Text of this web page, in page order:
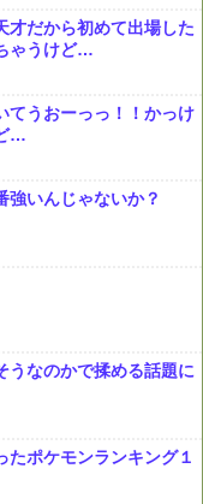
才だから初めて出場した
ゃうけど…
てうおーっっ！！かっけ
…
強いんじゃないか？
うなのかで揉める話題に
たポケモンランキング１